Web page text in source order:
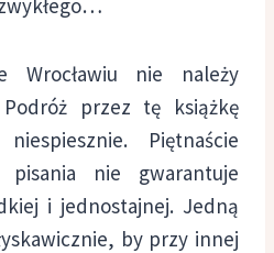
Wrocławiu nie należy
Podróż przez tę książkę
Piętnaście
pisania nie gwarantuje
i jednostajnej. Jedną
by przy innej